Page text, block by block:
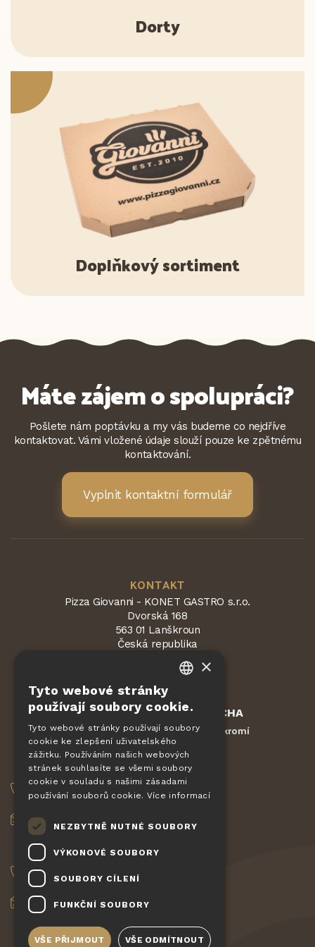
Dorty
Doplňkový sortiment
Máte zájem o spolupráci?
Pošlete nám poptávku a my vás budeme co nejdříve
kontaktovat. Vámi vložené údaje slouží pouze ke zpětnému
kontaktování.
Vyplnit kontaktní formulář
KONTAKT
Pizza Giovanni - KONET GASTRO s.r.o.
Dvorská 168
563 01 Lanškroun
Česká republika
Chráněno služboureCAPTCHA
Smluvní podmínky - Ochrana soukromí
OBJEDNÁVKY
+420 775 560 953
objednavky@pizzagiovanni.cz
VAŠE DOTAZY
+420 777 222 157
info@pizzagiovanni.cz
DE
SLOVAK
×
Tyto webové stránky
používají soubory cookie.
Tyto webové stránky používají soubory
cookie ke zlepšení uživatelského
zážitku. Používáním našich webových
stránek souhlasíte se všemi soubory
cookie v souladu s našimi zásadami
používání souborů cookie. Více informací
NEZBYTNĚ NUTNÉ SOUBORY
VÝKONOVÉ SOUBORY
SOUBORY CÍLENÍ
FUNKČNÍ SOUBORY
VŠE PŘIJMOUT VŠE ODMÍTNOUT